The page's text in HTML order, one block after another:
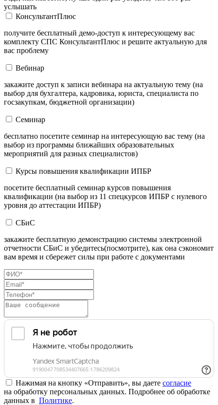
услышать
КонсультантПлюс
получите бесплатный демо-доступ к интересующему вас
комплекту СПС КонсультантПлюс и решите актуальную для
вас проблему
Вебинар
закажите доступ к записи вебинара на актуальную тему (на
выбор для бухгалтера, кадровика, юриста, специалиста по
госзакупкам, бюджетной организации)
Семинар
бесплатно посетите семинар на интересующую вас тему (на
выбор из программы ближайших образовательных
мероприятий для разных специалистов)
Курсы повышения квалификации ИПБР
посетите бесплатный семинар курсов повышения
квалификации (на выбор из 11 спецкурсов ИПБР с нулевого
уровня до аттестации ИПБР)
СБиС
закажите бесплатную демонстрацию системы электронной
отчетности СБиС и убедитесь(посмотрите), как она сэкономит
вам время и сбережет силы при работе с документами
Нажимая на кнопку «Отправить», вы даете согласие
на обработку персональных данных. Подробнее об обработке
данных в Политике.